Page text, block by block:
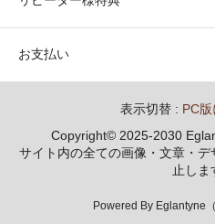
お支払い
表示切替 : PC
Copyright© 2025-2030
サイト内の全ての画像・文章・
止しま
Powered By Eglantyne